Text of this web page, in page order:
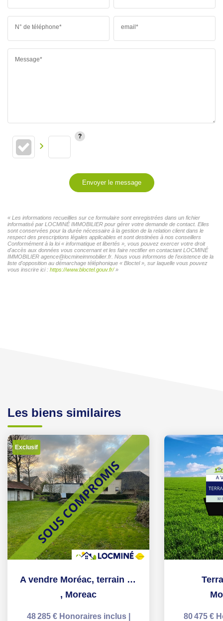
N° de téléphone* email*
Message*
Envoyer le message
« Les informations recueillies sur ce formulaire sont enregistrées dans un fichier
informatisé par LOCMINÉ IMMOBILIER pour gérer votre demande de contact. Elles
sont conservées pour la durée nécessaire à la gestion de la relation client dans le
respect des prescriptions légales applicables et sont destinées à nos conseillers
Conformément à la loi « informatique et libertés », vous pouvez exercer votre droit
d'accès aux données vous concernant et les faire rectifier en contactant LOCMINÉ
IMMOBILIER agence@locmineimmobilier.fr. Nous vous informons de l'existence de la
liste d'opposition au démarchage téléphonique « Bloctel », sur laquelle vous pouvez
vous inscrire ici : https://www.bloctel.gouv.fr/»
Les biens similaires
Exclusif
A vendre Moréac, terrain d'environ 510m² constructible
, Moreac
48 285 € Honoraires inclus 80 475 €